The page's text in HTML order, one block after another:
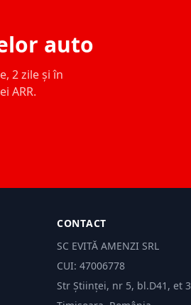
auto
2 zile și în
ARR.
CONTACT
SC EVITĂ AMENZI SRL
CUI: 47006778
Str Științei, nr 5, bl.D41, et 3